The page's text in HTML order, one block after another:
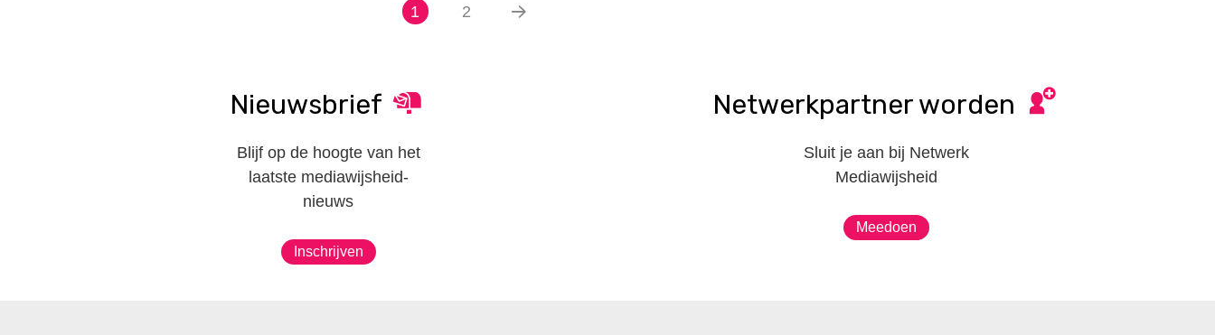
1 2
Nieuwsbrief
Blijf op de hoogte van het
laatste mediawijsheid-
nieuws
Inschrijven
Netwerkpartner worden
Sluit je aan bij Netwerk
Mediawijsheid
Meedoen